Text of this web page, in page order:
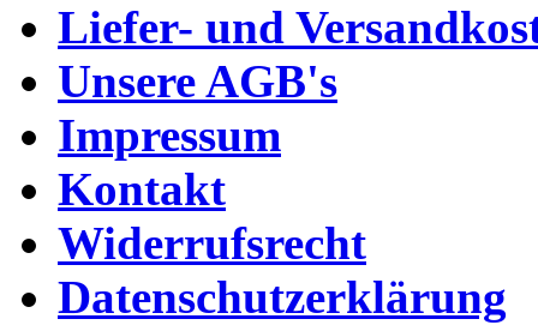
Liefer- und
Unsere AGB's
Impressum
Kontakt
Widerrufsrecht
Datenschutzerklärung